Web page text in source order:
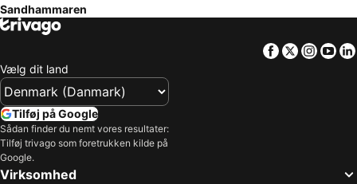
Höör Strandhoteller
Smygehamn Strandhoteller
Höllviken Strandhoteller
Abbekås Strandhoteller
Hässleholm Strandhoteller
Dragør Strandhoteller
Genarp Strandhoteller
Eslöv Strandhoteller
Sandhammaren
Facebook
Twitter
Vælg dit land
Tilføj på Google
Sådan finder du nemt vores resultater:
Tilføj trivago som foretrukken kilde på
Google.
Virksomhed